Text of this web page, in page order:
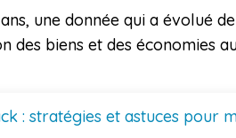
une donnée qui a évolué
biens et des économies
: stratégies et astuces pour